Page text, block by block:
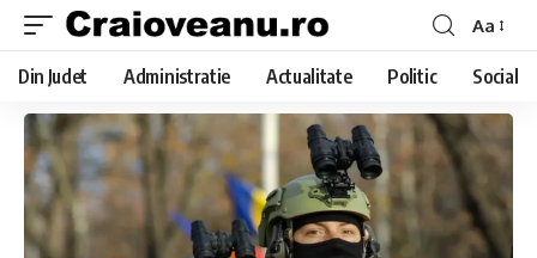
Aa
Din Judet Administratie Actualitate Politic Social